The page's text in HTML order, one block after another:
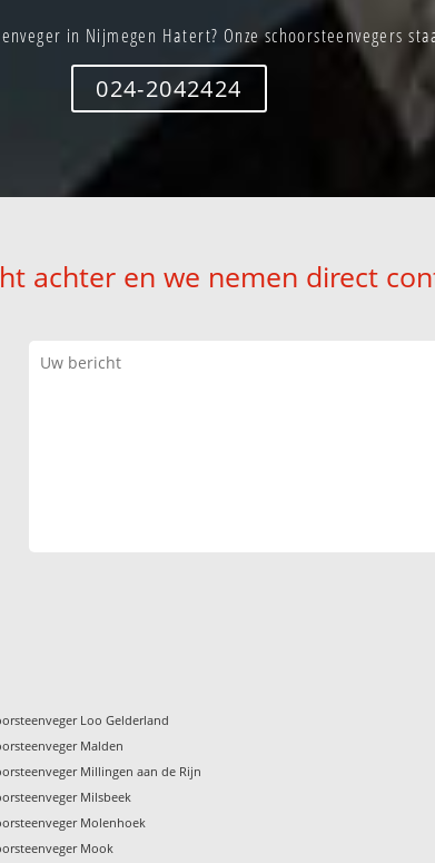
in Nijmegen Hatert? Onze schoorsteenvegers
024-2042424
achter en we nemen direct
Loo Gelderland
Malden
Millingen aan de Rijn
Milsbeek
Molenhoek
Mook